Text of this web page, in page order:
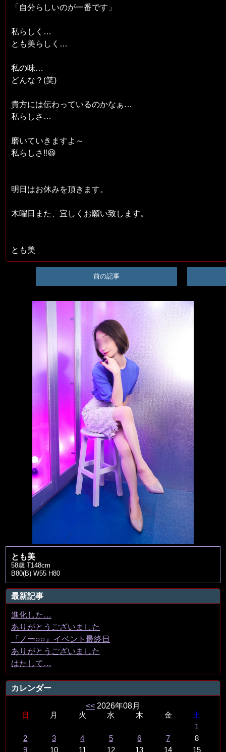
とも美
58歳 T148cm
B80(B) W55 H80
最新記事
進化した…
ありがとうございました
『ノー○○』イベント最終日
ありがとうございました
はたして…
カレンダー
<< 2026年08月
日 月 火 水 木 金
土
1
2
3 4 5 6 7
8
9
10 11 12 13 14 15
「自分らしいのが一番です」
私らしく…
とも美らしく…
私の味…
どんな？(笑)
貴方には伝わっているのかなぁ…
私らしさ…
磨いていきますよ～
私らしさ‼️😆
明日はお休みを頂きます。
木曜日また、宜しくお願い致します。
とも美
前の記事